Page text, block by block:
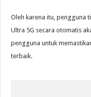
Oleh karena itu, pengguna
Ultra 5G secara otomatis
pengguna untuk
terbaik.